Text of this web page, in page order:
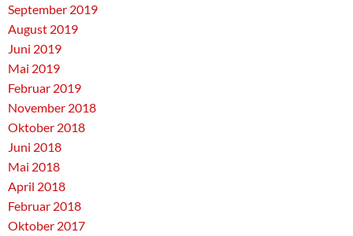
September 2019
August 2019
Juni 2019
Mai 2019
Februar 2019
November 2018
Oktober 2018
Juni 2018
Mai 2018
April 2018
Februar 2018
Oktober 2017